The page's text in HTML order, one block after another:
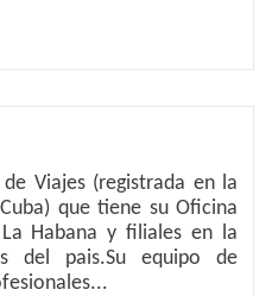
Viajes (registrada en la
que tiene su Oficina
Habana y filiales en la
del pais.Su equipo de